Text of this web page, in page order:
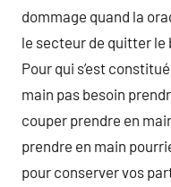
dommage quand la
le secteur de quitter
Pour qui s’est
main pas besoin
couper prendre en
prendre en main
pour conserver vos